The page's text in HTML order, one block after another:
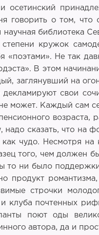
осетинский
о том, что
библиотека
кружок
«поэтами». Не так
В этом
заглянувший на
свои
может. Каждый сам
возраста,
сказать, что на
чудо. Несмотря на
того, чем должен
то ни было
продукт
строчки
клуба почтенных
поют оды
автора, да и